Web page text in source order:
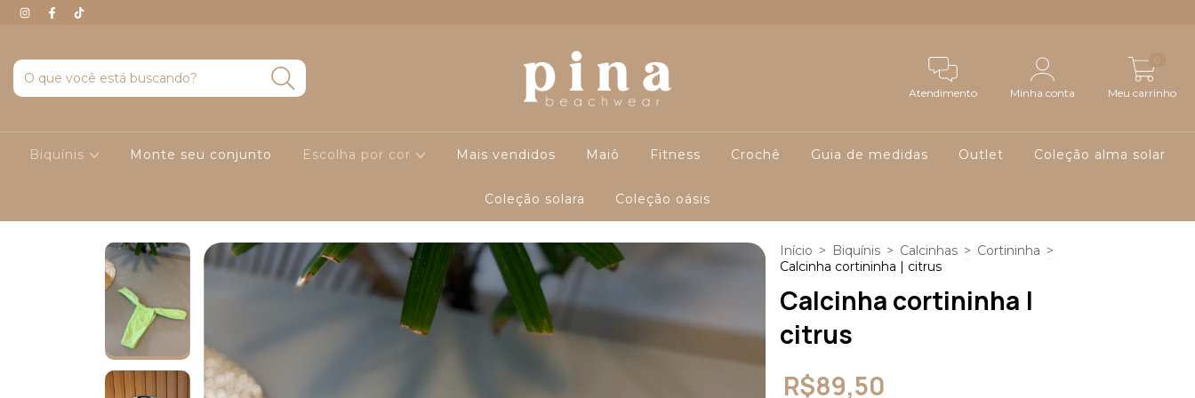
Atendimento Minha conta Meu carrinho
Biquínis Monte seu conjunto Escolha por cor Mais vendidos Maiô Fitness Crochê Guia de medidas Outlet Coleção alma solar
Coleção solara Coleção oásis
Início > Biquínis > Calcinhas > Cortininha >
Calcinha cortininha | citrus
Calcinha cortininha |
citrus
R$89,50